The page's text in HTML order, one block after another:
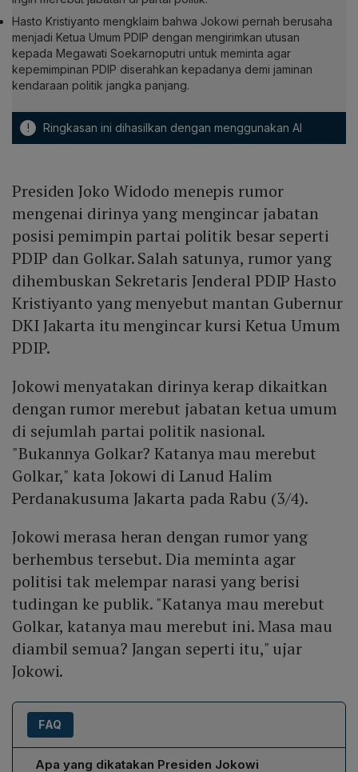
Hasto Kristiyanto mengklaim bahwa Jokowi pernah berusaha
menjadi Ketua Umum PDIP dengan mengirimkan utusan
kepada Megawati Soekarnoputri untuk meminta agar
kepemimpinan PDIP diserahkan kepadanya demi jaminan
kendaraan politik jangka panjang.
! Ringkasan ini dihasilkan dengan menggunakan AI
Presiden Joko Widodo menepis rumor
mengenai dirinya yang mengincar jabatan
posisi pemimpin partai politik besar seperti
PDIP dan Golkar. Salah satunya, rumor yang
dihembuskan Sekretaris Jenderal PDIP Hasto
Kristiyanto yang menyebut mantan Gubernur
DKI Jakarta itu mengincar kursi Ketua Umum
PDIP.
Jokowi menyatakan dirinya kerap dikaitkan
dengan rumor merebut jabatan ketua umum
di sejumlah partai politik nasional.
"Bukannya Golkar? Katanya mau merebut
Golkar," kata Jokowi di Lanud Halim
Perdanakusuma Jakarta pada Rabu (3/4).
Jokowi merasa heran dengan rumor yang
berhembus tersebut. Dia meminta agar
politisi tak melempar narasi yang berisi
tudingan ke publik. "Katanya mau merebut
Golkar, katanya mau merebut ini. Masa mau
diambil semua? Jangan seperti itu," ujar
Jokowi.
FAQ
Apa yang dikatakan Presiden Jokowi